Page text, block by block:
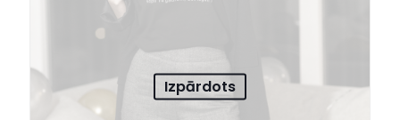
Izpārdots